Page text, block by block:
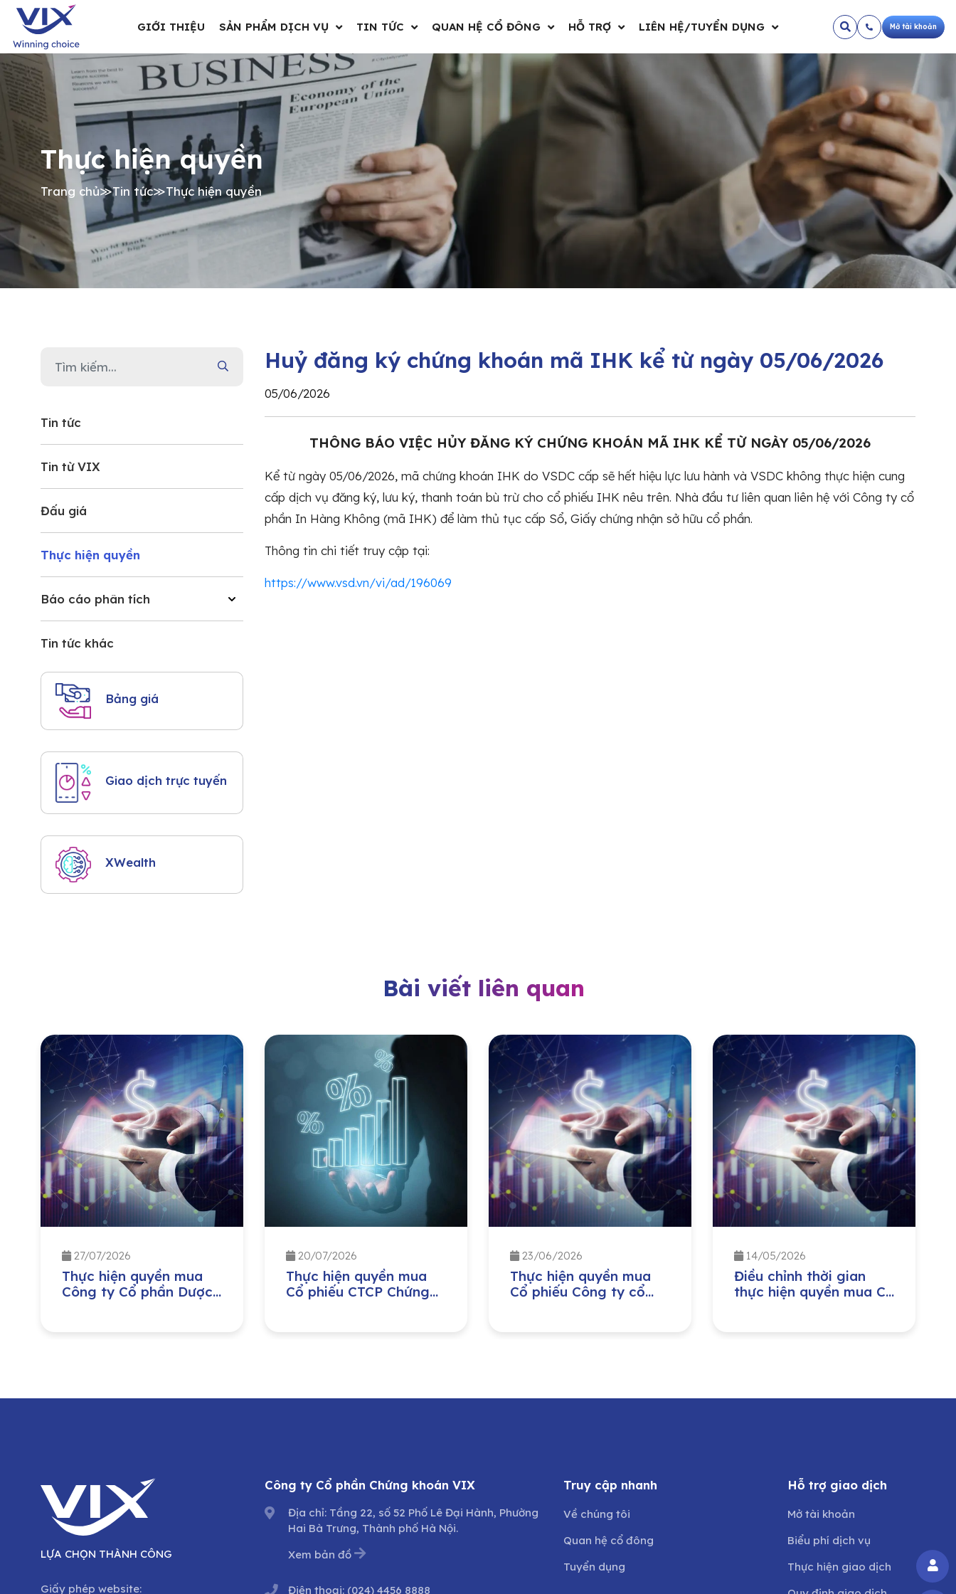
GIỚI THIỆU SẢN PHẨM DỊCH VỤ TIN TỨC QUAN HỆ CỔ ĐÔNG HỖ TRỢ LIÊN HỆ/TUYỂN DỤNG Mở tài khoản
Thực hiện quyền
Trang chủ≫Tin tức≫Thực hiện quyền
Tin tức
Tin từ VIX
Đấu giá
Thực hiện quyền
Báo cáo phân tích
Tin tức khác
Bảng giá
Giao dịch trực tuyến
XWealth
Huỷ đăng ký chứng khoán mã IHK kể từ ngày 05/06/2026
05/06/2026
THÔNG BÁO VIỆC HỦY ĐĂNG KÝ CHỨNG KHOÁN MÃ IHK KỂ TỪ NGÀY 05/06/2026
Kể từ ngày 05/06/2026, mã chứng khoán IHK do VSDC cấp sẽ hết hiệu lực lưu hành và VSDC không thực hiện cung
cấp dịch vụ đăng ký, lưu ký, thanh toán bù trừ cho cổ phiếu IHK nêu trên. Nhà đầu tư liên quan liên hệ với Công ty cổ
phần In Hàng Không (mã IHK) để làm thủ tục cấp Sổ, Giấy chứng nhận sở hữu cổ phần.
Thông tin chi tiết truy cập tại:
https://www.vsd.vn/vi/ad/196069
Bài viết liên quan
27/07/2026
Thực hiện quyền mua
Công ty Cổ phần Dược
20/07/2026
Thực hiện quyền mua
Cổ phiếu CTCP Chứng
23/06/2026
Thực hiện quyền mua
Cổ phiếu Công ty cổ
14/05/2026
Điều chỉnh thời gian
thực hiện quyền mua Cổ
LỰA CHỌN THÀNH CÔNG
Giấy phép website:
Công ty Cổ phần Chứng khoán VIX
Địa chỉ: Tầng 22, số 52 Phố Lê Đại Hành, Phường
Hai Bà Trưng, Thành phố Hà Nội.
Xem bản đồ
Điện thoại: (024) 4456 8888
Truy cập nhanh
Về chúng tôi
Quan hệ cổ đông
Tuyển dụng
Hỗ trợ giao dịch
Mở tài khoản
Biểu phí dịch vụ
Thực hiện giao dịch